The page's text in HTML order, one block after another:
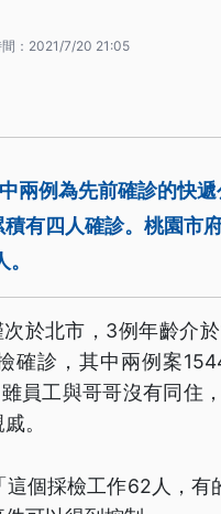
： 2021/7/20 21:05
兩例為先前確診的快
有四人確診。桃園市
於北市，3例年齡介
確診，其中兩例案
員工與哥哥沒有同住
。
個採檢工作62人，有